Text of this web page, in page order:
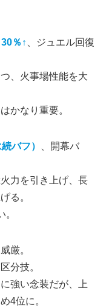
％↑
、ジュエル回復
、火事場性能を大
かなり重要。
バフ）
、開幕バ
力を引き上げ、長
る。
厳。
分技。
強い念装だが、上
4位に。